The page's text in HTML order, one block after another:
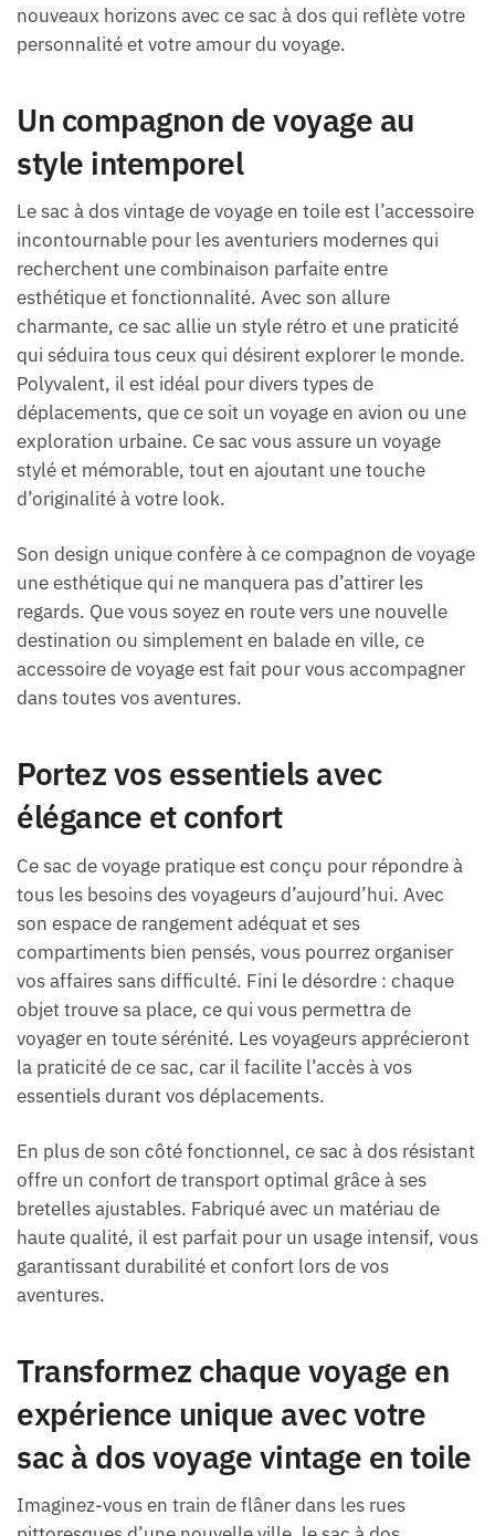
nouveaux horizons avec ce sac à dos qui reflète votre
personnalité et votre amour du voyage.
Un compagnon de voyage au
style intemporel
Le sac à dos vintage de voyage en toile est l’accessoire
incontournable pour les aventuriers modernes qui
recherchent une combinaison parfaite entre
esthétique et fonctionnalité. Avec son allure
charmante, ce sac allie un style rétro et une praticité
qui séduira tous ceux qui désirent explorer le monde.
Polyvalent, il est idéal pour divers types de
déplacements, que ce soit un voyage en avion ou une
exploration urbaine. Ce sac vous assure un voyage
stylé et mémorable, tout en ajoutant une touche
d’originalité à votre look.
Son design unique confère à ce compagnon de voyage
une esthétique qui ne manquera pas d’attirer les
regards. Que vous soyez en route vers une nouvelle
destination ou simplement en balade en ville, ce
accessoire de voyage est fait pour vous accompagner
dans toutes vos aventures.
Portez vos essentiels avec
élégance et confort
Ce sac de voyage pratique est conçu pour répondre à
tous les besoins des voyageurs d’aujourd’hui. Avec
son espace de rangement adéquat et ses
compartiments bien pensés, vous pourrez organiser
vos affaires sans difficulté. Fini le désordre : chaque
objet trouve sa place, ce qui vous permettra de
voyager en toute sérénité. Les voyageurs apprécieront
la praticité de ce sac, car il facilite l’accès à vos
essentiels durant vos déplacements.
En plus de son côté fonctionnel, ce sac à dos résistant
offre un confort de transport optimal grâce à ses
bretelles ajustables. Fabriqué avec un matériau de
haute qualité, il est parfait pour un usage intensif, vous
garantissant durabilité et confort lors de vos
aventures.
Transformez chaque voyage en
expérience unique avec votre
sac à dos voyage vintage en toile
Imaginez-vous en train de flâner dans les rues